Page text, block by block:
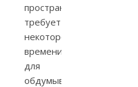
пространство
требует
некоторого
времени
для
обдумывания.